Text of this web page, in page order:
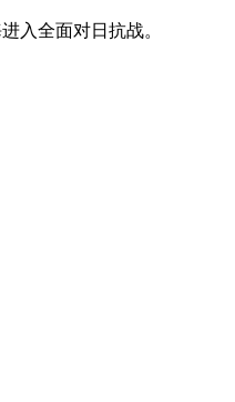
入全面对日抗战。